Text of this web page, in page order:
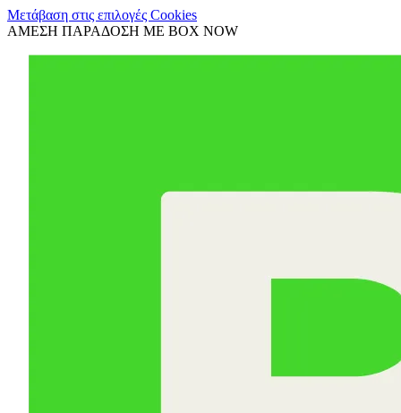
Μετάβαση στις επιλογές Cookies
ΑΜΕΣΗ ΠΑΡΑΔΟΣΗ ΜΕ BOX NOW